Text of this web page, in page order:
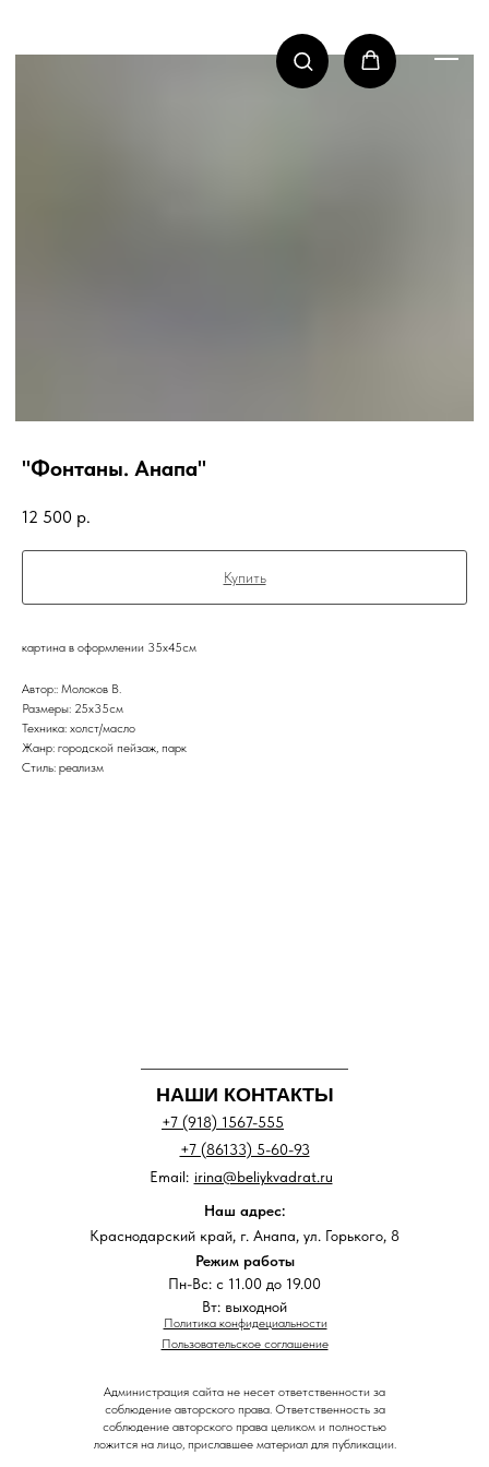
"Фонтаны. Анапа"
12 500 р.
Купить
картина в оформлении 35х45см
Автор:: Молоков В.
Размеры: 25х35см
Техника: холст/масло
Жанр: городской пейзаж, парк
Стиль: реализм
Политика конфидециальности
Пользовательское соглашение
НАШИ КОНТАКТЫ
+7 (918) 1567-555
+7 (86133) 5-60-93
Наш адрес:
Краснодарский край, г. Анапа, ул. Горького, 8
Администрация сайта не несет ответственности за
соблюдение авторского права. Ответственность за
соблюдение авторского права целиком и полностью
ложится на лицо, приславшее материал для публикации.
Режим работы
Пн-Вс: с 11.00 до 19.00
Вт: выходной
irina@beliykvadrat.ru
Email: